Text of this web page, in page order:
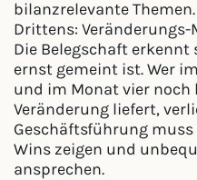
bilanzrelevante Themen.
Drittens:
Die Belegschaft
ernst gemeint ist. Wer
und im Monat vier noch
Veränderung liefert,
Geschäftsführung
Wins zeigen und
ansprechen.